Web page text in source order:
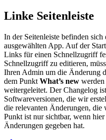
Linke Seitenleiste
In der Seitenleiste befinden
ausgewählten App. Auf der
Links für einen Schnellzugriff
Schnellzugriff zu editieren,
Ihren Admin um die Änderung
dem Punkt What’s new werden
weitergeleitet. Der Changelog
Softwareversionen, die wir
die relevanten Änderungen, die
Punkt ist nur sichtbar, wenn
Änderungen gegeben hat.